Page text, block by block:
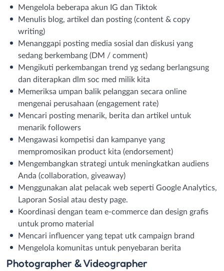
Mengelola beberapa akun IG dan Tiktok
Menulis blog, artikel dan posting (content & copy
writing)
Menanggapi posting media sosial dan diskusi yang
sedang berkembang (DM / comment)
Mengikuti perkembangan trend yg sedang berlangsung
dan diterapkan dlm soc med milik kita
Memeriksa umpan balik pelanggan secara online
mengenai perusahaan (engagement rate)
Mencari posting menarik, berita dan artikel untuk
menarik followers
Mengawasi kompetisi dan kampanye yang
mempromosikan product kita (endorsement)
Mengembangkan strategi untuk meningkatkan audiens
Anda (collaboration, giveaway)
Menggunakan alat pelacak web seperti Google Analytics,
Laporan Sosial atau desty page.
Koordinasi dengan team e-commerce dan design grafis
untuk promo material
Mencari influencer yang tepat utk campaign brand
Mengelola komunitas untuk penyebaran berita
Photographer & Videographer